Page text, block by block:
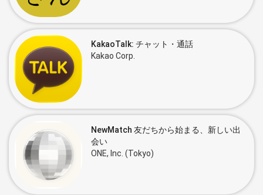
KakaoTalk: チャット・通話
Kakao Corp.
NewMatch 友だちから始まる、新しい出
会い
ONE, Inc. (Tokyo)